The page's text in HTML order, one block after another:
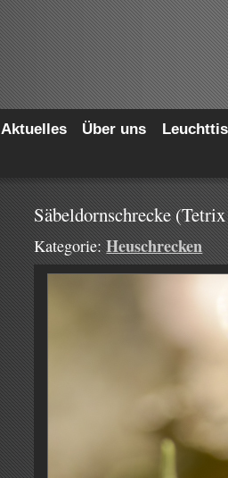
Aktuelles Über uns
Säbeldornschrecke
Kategorie:Heuschrecken